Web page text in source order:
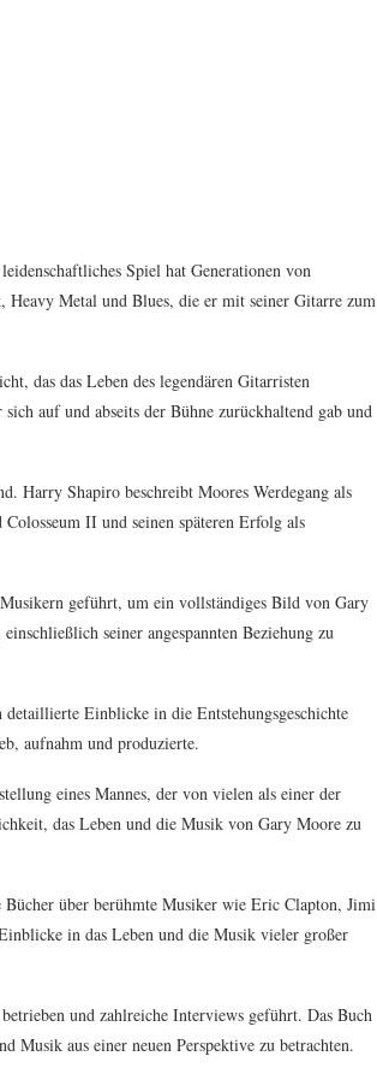
Spiel hat Generationen von
Metal und Blues, die er mit seiner Gitarre zum
das das Leben des legendären Gitarristen
auf und abseits der Bühne zurückhaltend gab und
Harry Shapiro beschreibt Moores Werdegang als
II und seinen späteren Erfolg als
geführt, um ein vollständiges Bild von Gary
seiner angespannten Beziehung zu
Einblicke in die Entstehungsgeschichte
aufnahm und produzierte.
eines Mannes, der von vielen als einer der
das Leben und die Musik von Gary Moore zu
über berühmte Musiker wie Eric Clapton, Jimi
in das Leben und die Musik vieler großer
und zahlreiche Interviews geführt. Das Buch
Musik aus einer neuen Perspektive zu betrachten.